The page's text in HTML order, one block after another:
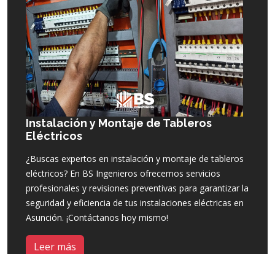
Instalación y Montaje de Tableros
Eléctricos
¿Buscas expertos en instalación y montaje de tableros
eléctricos? En BS Ingenieros ofrecemos servicios
profesionales y revisiones preventivas para garantizar la
seguridad y eficiencia de tus instalaciones eléctricas en
Asunción. ¡Contáctanos hoy mismo!
Leer más